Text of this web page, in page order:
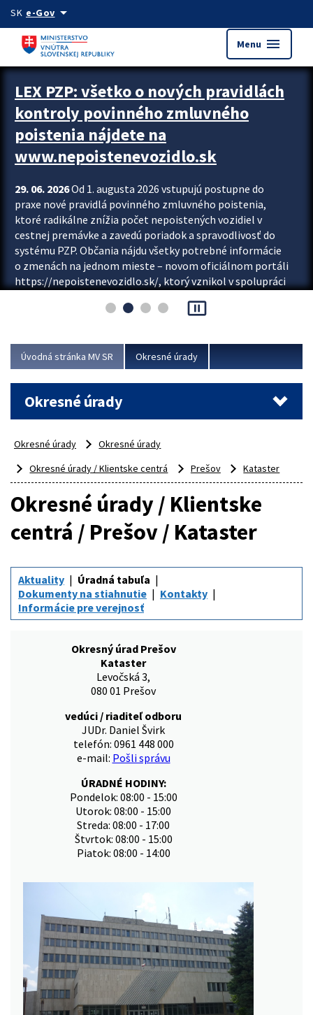
Preskocit na hlavný obsah
SK e-Govarrow_drop_down
Menu menu
Zastavit automatický posun upútavok
LEX PZP: všetko o nových pravidlách
kontroly povinného zmluvného
poistenia nájdete na
www.nepoistenevozidlo.sk
29. 06. 2026Od 1. augusta 2026 vstupujú postupne do
praxe nové pravidlá povinného zmluvného poistenia,
ktoré radikálne znížia počet nepoistených vozidiel v
cestnej premávke a zavedú poriadok a spravodlivosť do
systému PZP. Občania nájdu všetky potrebné informácie
o zmenách na jednom mieste – novom oficiálnom portáli
https://nepoistenevozidlo.sk/, ktorý vznikol v spolupráci
asociácie poisťovní (SLASPO) a Ministerstva vnútra SR.
Viac
pause_presentation
Úvodná stránka MV SR Okresné úrady
Okresné úrady
Okresné úrady
Okresné úrady
Okresné úrady / Klientske centrá
Prešov Kataster
Okresné úrady / Klientske
centrá / Prešov / Kataster
Aktuality
Úradná tabuľa
Dokumenty na stiahnutie
Kontakty
Informácie pre verejnosť
Okresný úrad Prešov
Kataster
Levočská 3,
080 01 Prešov
vedúci / riaditeľ odboru
JUDr. Daniel Švirk
telefón: 0961 448 000
e-mail: Pošli správu
ÚRADNÉ HODINY:
Pondelok: 08:00 - 15:00
Utorok: 08:00 - 15:00
Streda: 08:00 - 17:00
Štvrtok: 08:00 - 15:00
Piatok: 08:00 - 14:00